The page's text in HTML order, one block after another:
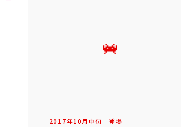
2017年10月中旬 登場